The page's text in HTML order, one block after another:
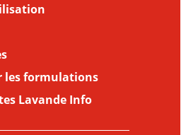
les formulations
Lavande Info